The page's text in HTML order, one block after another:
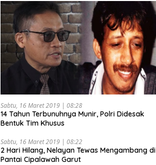
Sabtu, 16 Maret 2019 | 08:28
14 Tahun Terbunuhnya Munir, Polri Didesak
Bentuk Tim Khusus
Sabtu, 16 Maret 2019 | 08:22
2 Hari Hilang, Nelayan Tewas Mengambang di
Pantai Cipalawah Garut